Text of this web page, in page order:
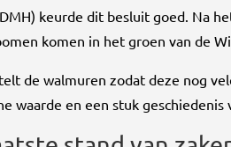
keurde dit besluit goed. Na
komen in het groen van de
de walmuren zodat deze nog
waarde en een stuk geschiedenis